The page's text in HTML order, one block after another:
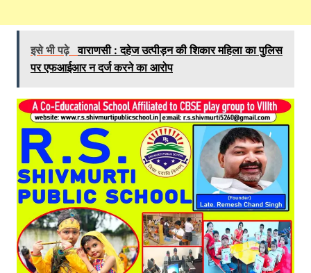
इसे भी पढ़े वाराणसी : दहेज उत्पीड़न की शिकार महिला का पुलिस
पर एफआईआर न दर्ज करने का आरोप